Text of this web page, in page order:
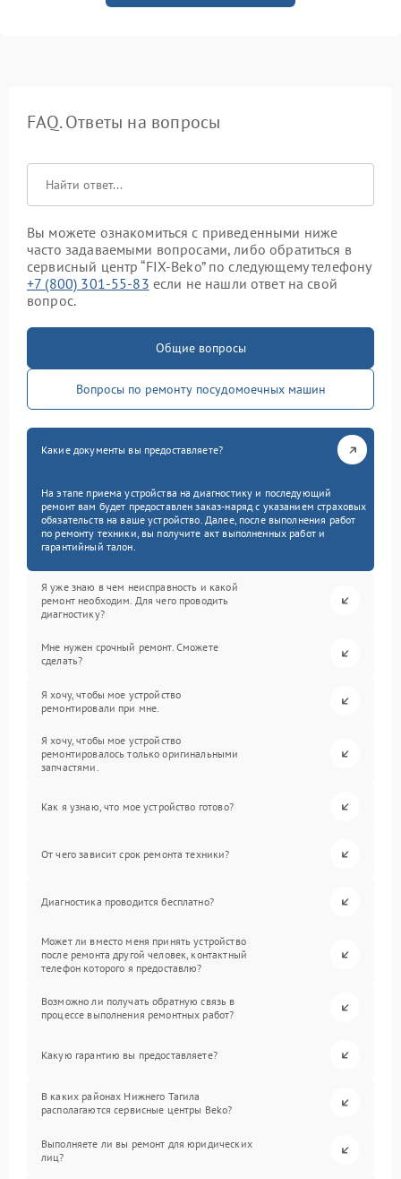
FAQ. Ответы на вопросы
Вы можете ознакомиться с приведенными ниже
часто задаваемыми вопросами, либо обратиться в
сервисный центр “FIX-Beko” по следующему телефону
+7 (800) 301-55-83 если не нашли ответ на свой
вопрос.
Общие вопросы
Вопросы по ремонту посудомоечных машин
Какие документы вы предоставляете?
На этапе приема устройства на диагностику и последующий
ремонт вам будет предоставлен заказ-наряд с указанием страховых
обязательств на ваше устройство. Далее, после выполнения работ
по ремонту техники, вы получите акт выполненных работ и
гарантийный талон.
Я уже знаю в чем неисправность и какой
ремонт необходим. Для чего проводить
диагностику?
Мне нужен срочный ремонт. Сможете
сделать?
Я хочу, чтобы мое устройство
ремонтировали при мне.
Я хочу, чтобы мое устройство
ремонтировалось только оригинальными
запчастями.
Как я узнаю, что мое устройство готово?
От чего зависит срок ремонта техники?
Диагностика проводится бесплатно?
Может ли вместо меня принять устройство
после ремонта другой человек, контактный
телефон которого я предоставлю?
Возможно ли получать обратную связь в
процессе выполнения ремонтных работ?
Какую гарантию вы предоставляете?
В каких районах Нижнего Тагила
располагаются сервисные центры Beko?
Выполняете ли вы ремонт для юридических
лиц?